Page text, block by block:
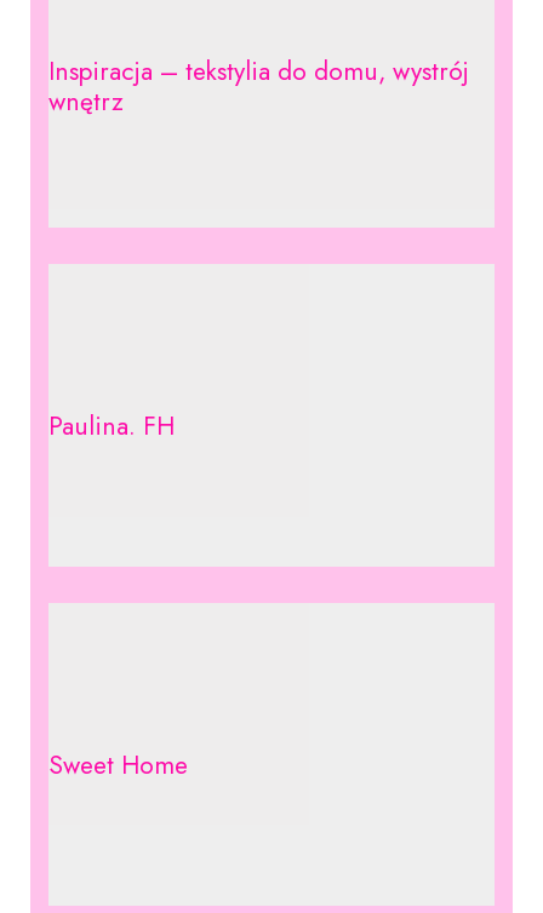
Inspiracja – tekstylia do domu, wystrój
wnętrz
Paulina. FH
Sweet Home